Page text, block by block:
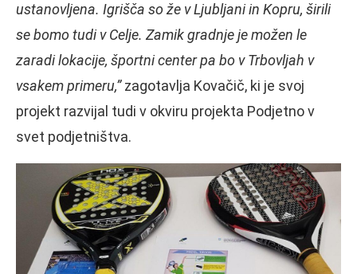
ustanovljena. Igrišča so že v Ljubljani in Kopru, širili
se bomo tudi v Celje. Zamik gradnje je možen le
zaradi lokacije, športni center pa bo v Trbovljah v
vsakem primeru,”zagotavlja Kovačič, ki je svoj
projekt razvijal tudi v okviru projekta Podjetno v
svet podjetništva.